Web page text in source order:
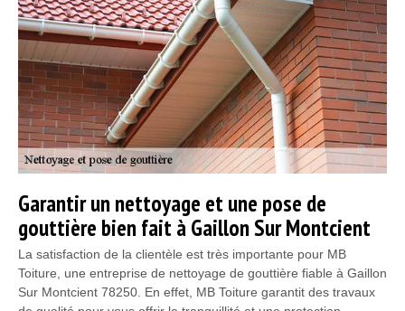
Garantir un nettoyage et une pose de
gouttière bien fait à Gaillon Sur Montcient
La satisfaction de la clientèle est très importante pour MB
Toiture, une entreprise de nettoyage de gouttière fiable à Gaillon
Sur Montcient 78250. En effet, MB Toiture garantit des travaux